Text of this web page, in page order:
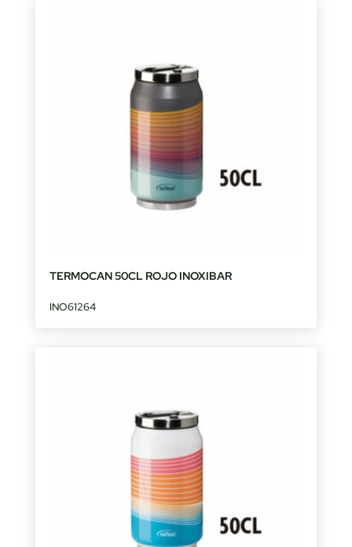
TERMOCAN 50CL ROJO INOXIBAR
INO61264